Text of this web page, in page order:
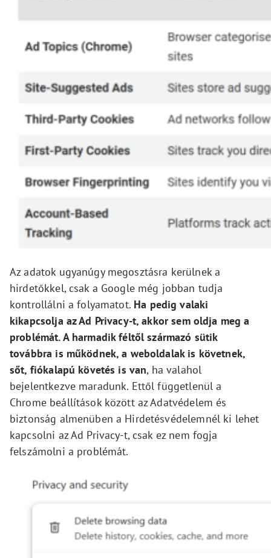
Az adatok ugyanúgy megosztásra kerülnek a
hirdetőkkel, csak a Google még jobban tudja
kontrollálni a folyamatot. Ha pedig valaki
kikapcsolja az Ad Privacy-t, akkor sem oldja meg a
problémát. A harmadik féltől származó sütik
továbbra is működnek, a weboldalak is követnek,
sőt, fiókalapú követés is van, ha valahol
bejelentkezve maradunk. Ettől függetlenül a
Chrome beállítások között az Adatvédelem és
biztonság almenüben a Hirdetésvédelemnél ki lehet
kapcsolni az Ad Privacy-t, csak ez nem fogja
felszámolni a problémát.